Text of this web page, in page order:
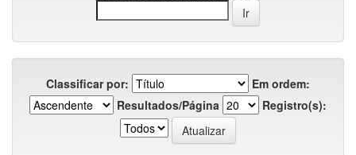
Classificar por:
Em ordem:
Resultados/Página
Registro(s):